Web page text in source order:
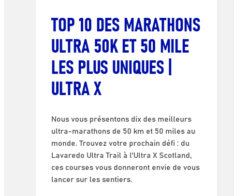
TOP 10 DES MARATHONS
ULTRA 50K ET 50 MILE
LES PLUS UNIQUES |
ULTRA X
Nous vous présentons dix des meilleurs
ultra-marathons de 50 km et 50 miles au
monde. Trouvez votre prochain défi : du
Lavaredo Ultra Trail à l'Ultra X Scotland,
ces courses vous donneront envie de vous
lancer sur les sentiers.